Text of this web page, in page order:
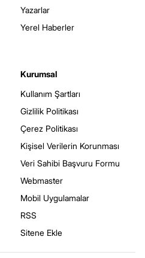
Yazarlar
Yerel Haberler
Kurumsal
Kullanım Şartları
Gizlilik Politikası
Çerez Politikası
Kişisel Verilerin Korunması
Veri Sahibi Başvuru Formu
Webmaster
Mobil Uygulamalar
RSS
Sitene Ekle